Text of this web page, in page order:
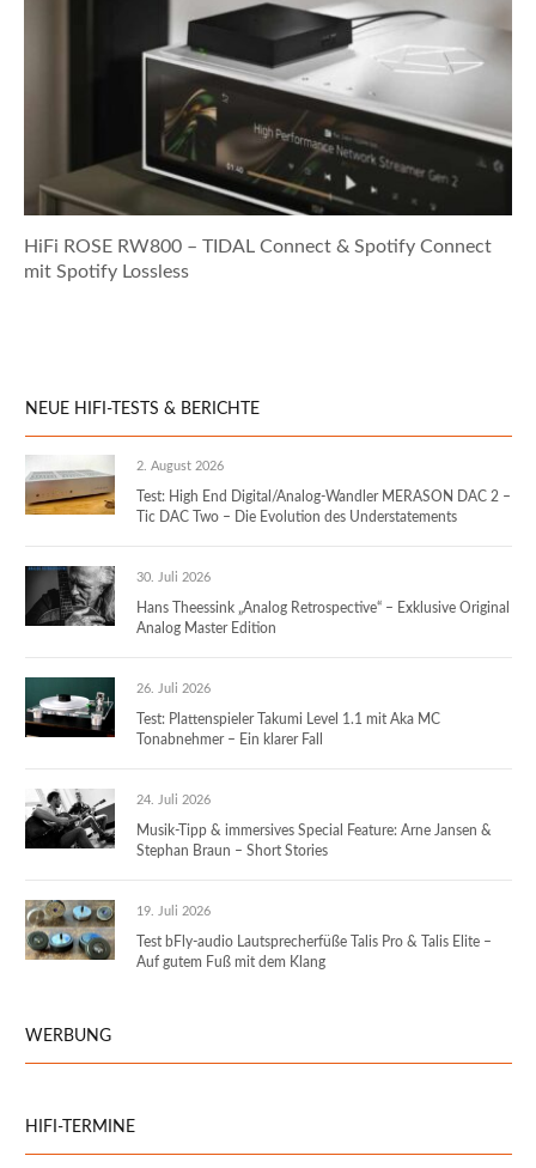
HiFi ROSE RW800 – TIDAL Connect & Spotify Connect
mit Spotify Lossless
NEUE HIFI-TESTS & BERICHTE
2. August 2026
Test: High End Digital/Analog-Wandler MERASON DAC 2 –
Tic DAC Two – Die Evolution des Understatements
30. Juli 2026
Hans Theessink „Analog Retrospective“ – Exklusive Original
Analog Master Edition
26. Juli 2026
Test: Plattenspieler Takumi Level 1.1 mit Aka MC
Tonabnehmer – Ein klarer Fall
24. Juli 2026
Musik-Tipp & immersives Special Feature: Arne Jansen &
Stephan Braun – Short Stories
19. Juli 2026
Test bFly-audio Lautsprecherfüße Talis Pro & Talis Elite –
Auf gutem Fuß mit dem Klang
WERBUNG
HIFI-TERMINE